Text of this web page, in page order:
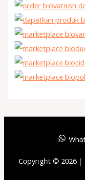
Copyright © 2026 |